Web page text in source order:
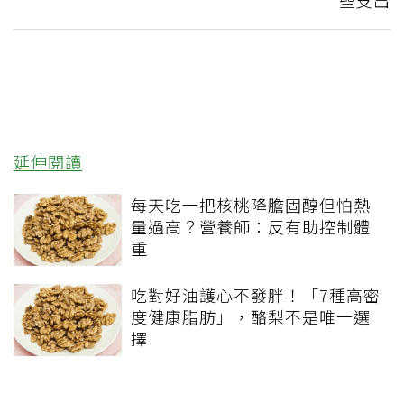
延伸閱讀
每天吃一把核桃降膽固醇但怕熱
量過高？營養師：反有助控制體
重
吃對好油護心不發胖！「7種高密
度健康脂肪」，酪梨不是唯一選
擇